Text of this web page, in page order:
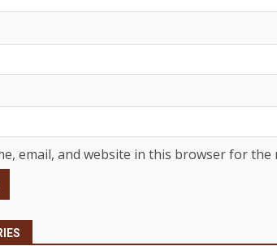
email, and website in this browser for the